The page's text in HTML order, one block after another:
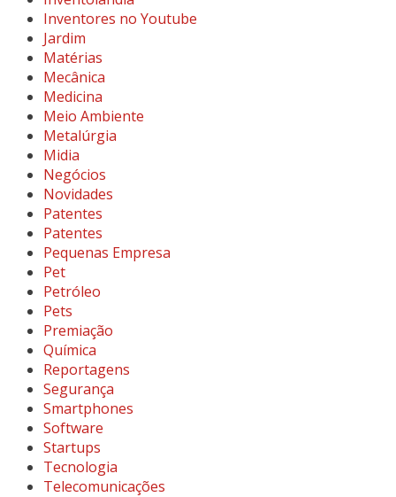
Inventores no Youtube
Jardim
Matérias
Mecânica
Medicina
Meio Ambiente
Metalúrgia
Midia
Negócios
Novidades
Patentes
Patentes
Pequenas Empresa
Pet
Petróleo
Pets
Premiação
Química
Reportagens
Segurança
Smartphones
Software
Startups
Tecnologia
Telecomunicações